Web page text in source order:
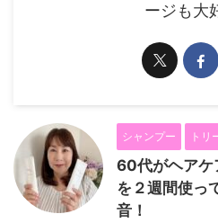
ージも大
シャンプー トリ
60代がヘアケ
を２週間使っ
音！